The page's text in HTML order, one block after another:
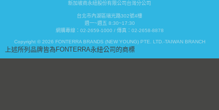
新加坡商永紐股份有限公司台灣分公司
台北市內湖區瑞光路302號4樓
週一~週五 8:30~17:30
網購專線：02-2659-1000 / 傳真：02-2658-8878
Copyright © 2026 FONTERRA BRANDS (NEW YOUNG) PTE. LTD.-TAIWAN BRANCH
上述所列品牌皆為FONTERRA永紐公司的商標